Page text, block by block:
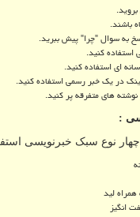
باشند.
به سوال "چرا" پیش ببرید.
استفاده کنید.
ای استفاده کنید.
در یک خبر رسمی استفاده کنید.
های متفرقه پر کنید.
:
چهار نوع سبک خبرنویسی
لید
انگیز